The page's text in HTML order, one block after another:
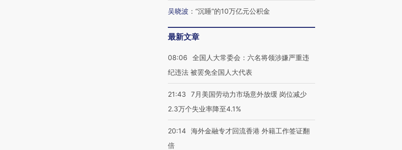
吴晓波 ： “沉睡”的10万亿元公积金
最新文章
08:06
全国人大常委会：六名将领涉嫌严重违
纪违法 被罢免全国人大代表
21:43
7月美国劳动力市场意外放缓 岗位减少
2.3万个失业率降至4.1%
20:14 海外金融专才回流香港 外籍工作签证翻
倍